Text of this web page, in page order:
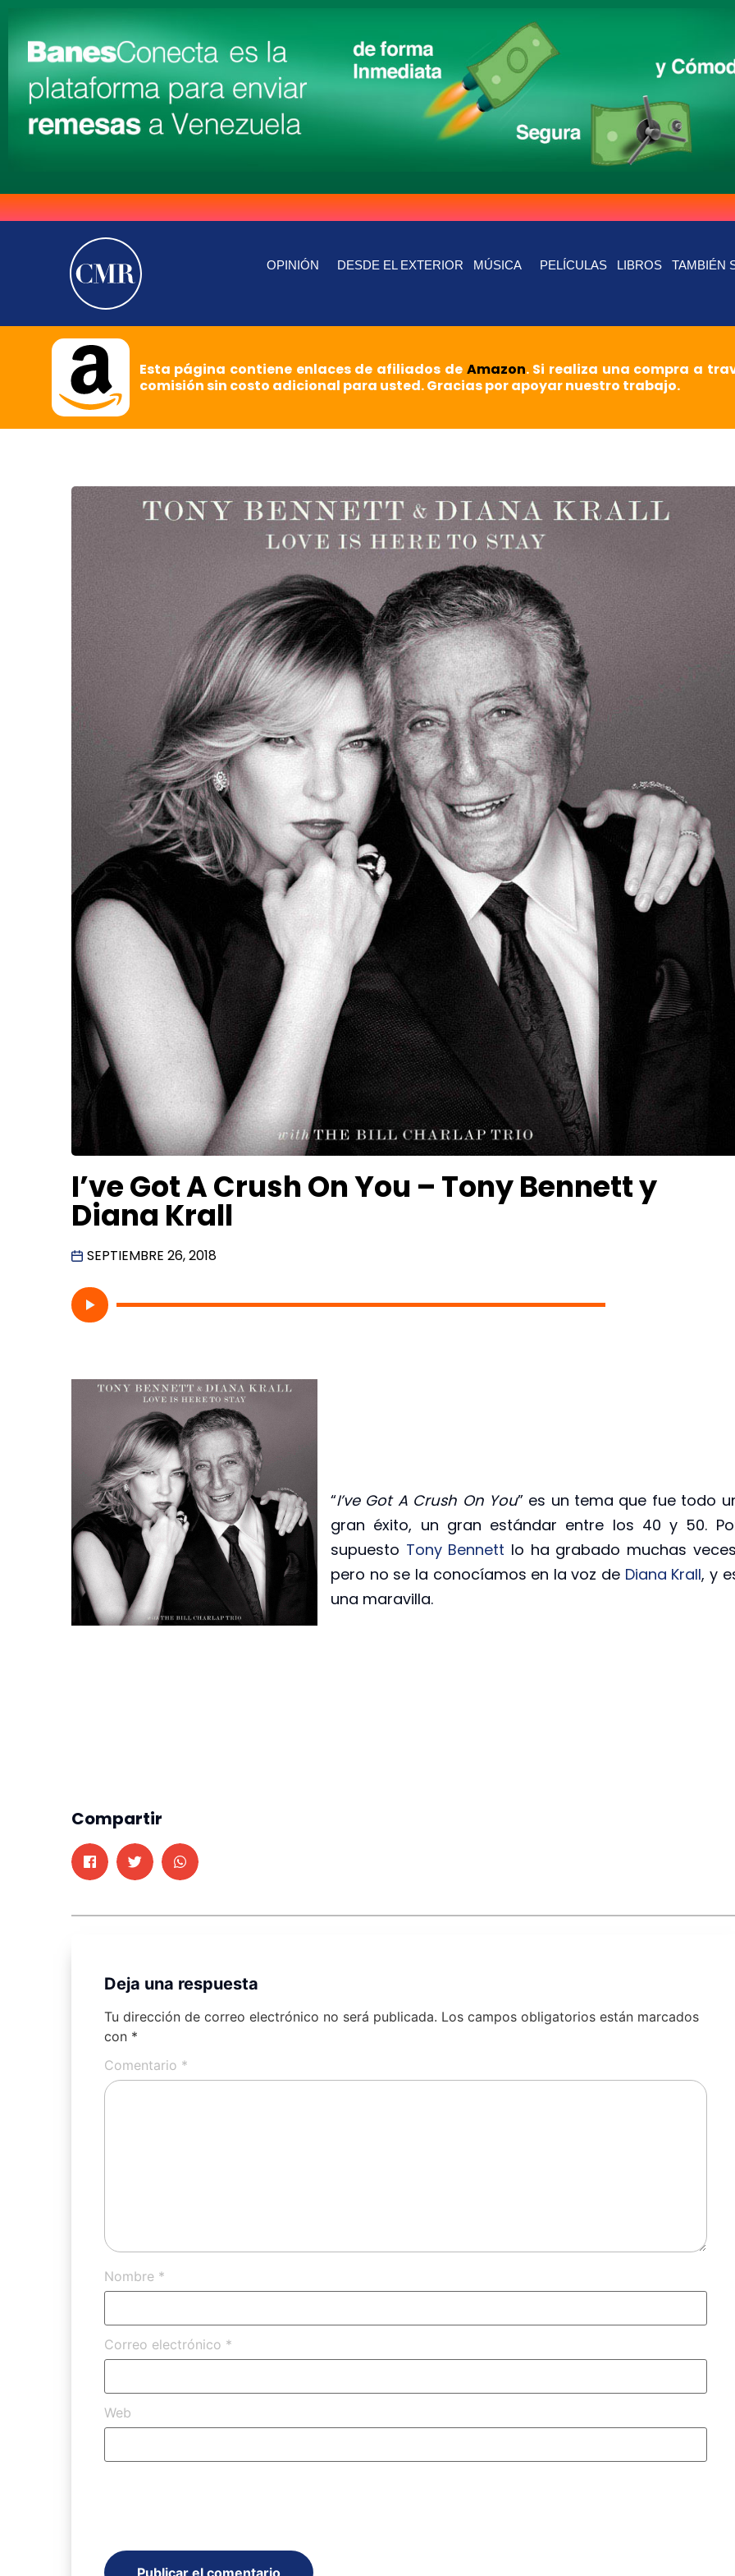
OPINIÓN DESDE EL EXTERIOR MÚSICA PELÍCULAS LIBROS TAMBIÉN
Esta página contiene enlaces de afiliados de Amazon. Si realiza una compra a
comisión sin costo adicional para usted. Gracias por apoyar nuestro trabajo.
I’ve Got A Crush On You – Tony Bennett y
Diana Krall
SEPTIEMBRE 26, 2018
“I’ve Got A Crush On You” es un tema que fue todo
gran éxito, un gran estándar entre los 40 y 50.
supuesto Tony Bennett lo ha grabado muchas
pero no se la conocíamos en la voz de Diana Krall, y
una maravilla.
Compartir
Deja una respuesta
Tu dirección de correo electrónico no será publicada. Los campos obligatorios están marcados
con *
Comentario *
Nombre *
Correo electrónico *
Web